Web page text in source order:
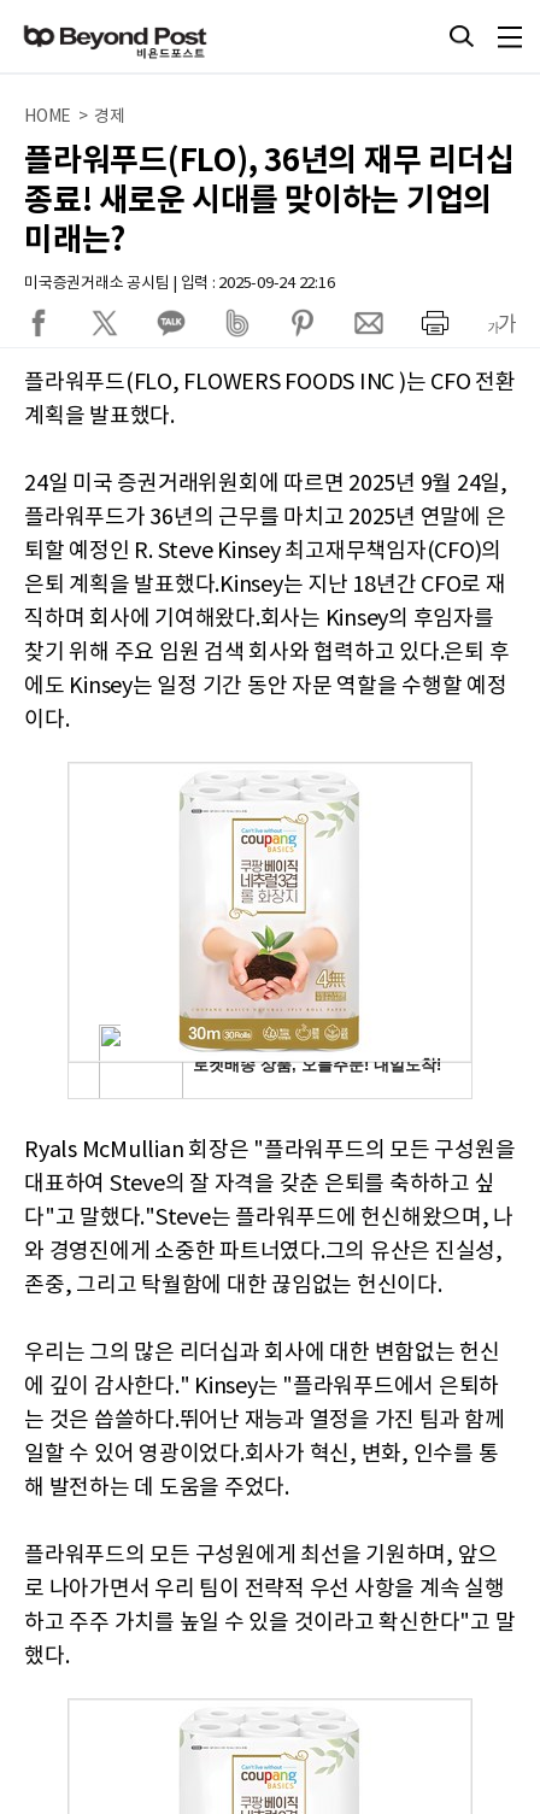
HOME > 경제
플라워푸드(FLO), 36년의 재무 리더십
종료! 새로운 시대를 맞이하는 기업의
미래는?
미국증권거래소 공시팀 | 입력 : 2025-09-24 22:16
플라워푸드(FLO, FLOWERS FOODS INC )는 CFO 전환
계획을 발표했다.
24일 미국 증권거래위원회에 따르면 2025년 9월 24일,
플라워푸드가 36년의 근무를 마치고 2025년 연말에 은
퇴할 예정인 R. Steve Kinsey 최고재무책임자(CFO)의
은퇴 계획을 발표했다.Kinsey는 지난 18년간 CFO로 재
직하며 회사에 기여해왔다.회사는 Kinsey의 후임자를
찾기 위해 주요 임원 검색 회사와 협력하고 있다.은퇴 후
에도 Kinsey는 일정 기간 동안 자문 역할을 수행할 예정
이다.
Ryals McMullian 회장은 "플라워푸드의 모든 구성원을
대표하여 Steve의 잘 자격을 갖춘 은퇴를 축하하고 싶
다"고 말했다."Steve는 플라워푸드에 헌신해왔으며, 나
와 경영진에게 소중한 파트너였다.그의 유산은 진실성,
존중, 그리고 탁월함에 대한 끊임없는 헌신이다.
우리는 그의 많은 리더십과 회사에 대한 변함없는 헌신
에 깊이 감사한다." Kinsey는 "플라워푸드에서 은퇴하
는 것은 씁쓸하다.뛰어난 재능과 열정을 가진 팀과 함께
일할 수 있어 영광이었다.회사가 혁신, 변화, 인수를 통
해 발전하는 데 도움을 주었다.
플라워푸드의 모든 구성원에게 최선을 기원하며, 앞으
로 나아가면서 우리 팀이 전략적 우선 사항을 계속 실행
하고 주주 가치를 높일 수 있을 것이라고 확신한다"고 말
했다.